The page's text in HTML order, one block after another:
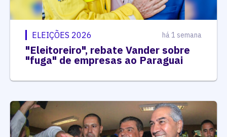
ELEIÇÕES 2026 há 1 semana
"Eleitoreiro", rebate Vander sobre
"fuga" de empresas ao Paraguai